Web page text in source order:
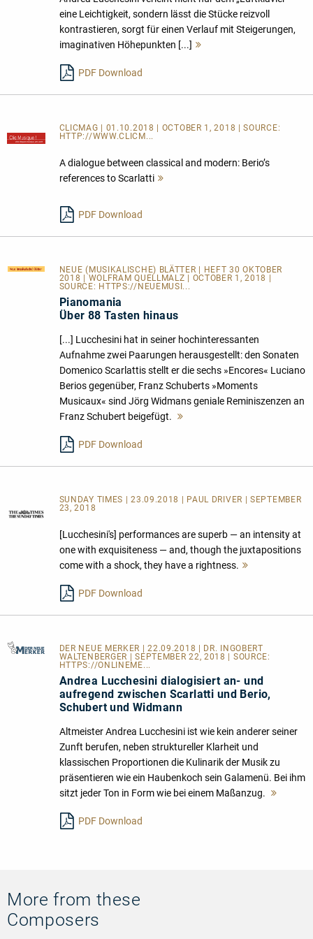
eine Leichtigkeit, sondern lässt die Stücke reizvoll
kontrastieren, sorgt für einen Verlauf mit Steigerungen,
imaginativen Höhepunkten [...]
PDF Download
CLICMAG | 01.10.2018 | OCTOBER 1, 2018 | SOURCE:
HTTP://WWW.CLICM...
A dialogue between classical and modern: Berio’s
references to Scarlatti
PDF Download
NEUE (MUSIKALISCHE) BLÄTTER
| HEFT 30 OKTOBER
2018 | WOLFRAM QUELLMALZ | OCTOBER 1, 2018 |
SOURCE: HTTPS://NEUEMUSI...
Pianomania
Über 88 Tasten hinaus
[...] Lucchesini hat in seiner hochinteressanten
Aufnahme zwei Paarungen herausgestellt: den Sonaten
Domenico Scarlattis stellt er die sechs »Encores« Luciano
Berios gegenüber, Franz Schuberts »Moments
Musicaux« sind Jörg Widmans geniale Reminiszenzen an
Franz Schubert beigefügt.
PDF Download
SUNDAY TIMES | 23.09.2018 | PAUL DRIVER | SEPTEMBER
23, 2018
[Lucchesini's] performances are superb — an intensity at
one with exquisiteness — and, though the juxtapositions
come with a shock, they have a rightness.
PDF Download
DER NEUE MERKER
| 22.09.2018 | DR. INGOBERT
WALTENBERGER | SEPTEMBER 22, 2018 | SOURCE:
HTTPS://ONLINEME...
Andrea Lucchesini dialogisiert an- und
aufregend zwischen Scarlatti und Berio,
Schubert und Widmann
Altmeister Andrea Lucchesini ist wie kein anderer seiner
Zunft berufen, neben struktureller Klarheit und
klassischen Proportionen die Kulinarik der Musik zu
präsentieren wie ein Haubenkoch sein Galamenü. Bei ihm
sitzt jeder Ton in Form wie bei einem Maßanzug.
PDF Download
More from these
Composers